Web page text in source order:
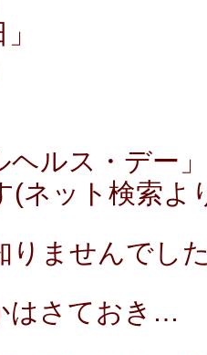
ヘルス・デー」
(ネット検索よ
りませんでし
はさておき…